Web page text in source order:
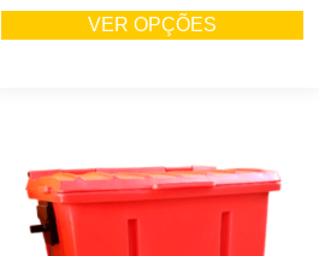
VER OPÇÕES